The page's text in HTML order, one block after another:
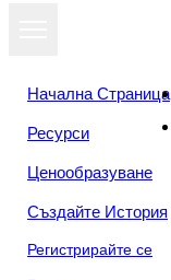
Начална Страница
Ресурси
Ценообразуване
Създайте История
Регистрирайте се